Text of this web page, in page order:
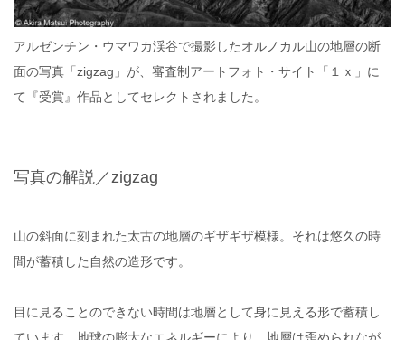
アルゼンチン・ウマワカ渓谷で撮影したオルノカル山の地層の断
面の写真「zigzag」が、審査制アートフォト・サイト「１ｘ」に
て『受賞』作品としてセレクトされました。
写真の解説／zigzag
山の斜面に刻まれた太古の地層のギザギザ模様。それは悠久の時
間が蓄積した自然の造形です。
目に見ることのできない時間は地層として身に見える形で蓄積し